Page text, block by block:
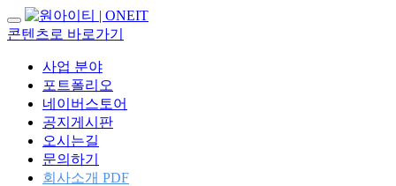
내
비
콘텐츠로 바로가기
사업 분야
포트폴리오
네이버스토어
공지게시판
오시는길
문의하기
회사소개 PDF